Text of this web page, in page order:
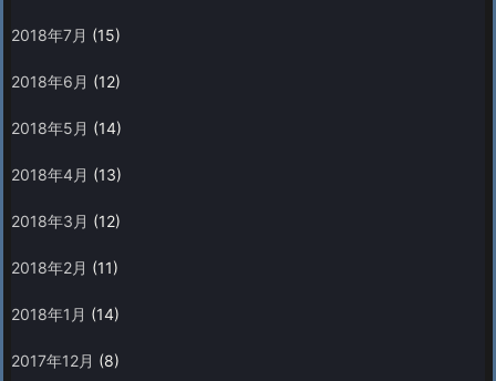
2018年7月 (15)
2018年6月 (12)
2018年5月 (14)
2018年4月 (13)
2018年3月 (12)
2018年2月 (11)
2018年1月 (14)
2017年12月 (8)